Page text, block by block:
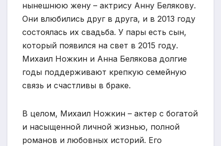
нынешнюю жену – актрису Анну Белякову.
Они влюбились друг в друга, и в 2013 году
состоялась их свадьба. У пары есть сын,
который появился на свет в 2015 году.
Михаил Ножкин и Анна Белякова долгие
годы поддерживают крепкую семейную
связь и счастливы в браке.
В целом, Михаил Ножкин – актер с богатой
и насыщенной личной жизнью, полной
романов и любовных историй. Его